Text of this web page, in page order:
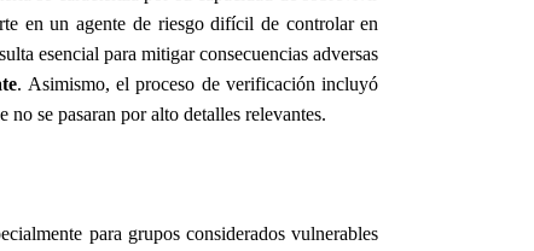
en un agente de riesgo difícil de controlar en
esencial para mitigar consecuencias adversas
. Asimismo, el proceso de verificación incluyó
se pasaran por alto detalles relevantes.
para grupos considerados vulnerables